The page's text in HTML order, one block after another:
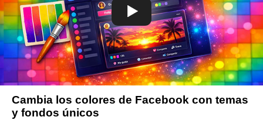
Cambia los colores de Facebook con temas
y fondos únicos